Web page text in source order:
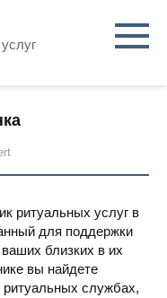
ритуальных услуг в
для поддержки
близких в их
вы найдете
службах,